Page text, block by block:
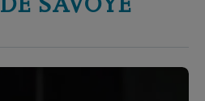
DE SAVOYE